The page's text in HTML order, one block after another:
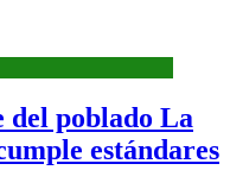
del poblado La
estándares